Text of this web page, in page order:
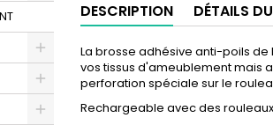
DESCRIPTION DÉTAILS
La brosse adhésive anti-poils
vos tissus d'ameublement mais
perforation spéciale sur le
Rechargeable avec des